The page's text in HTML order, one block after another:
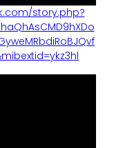
story.php?